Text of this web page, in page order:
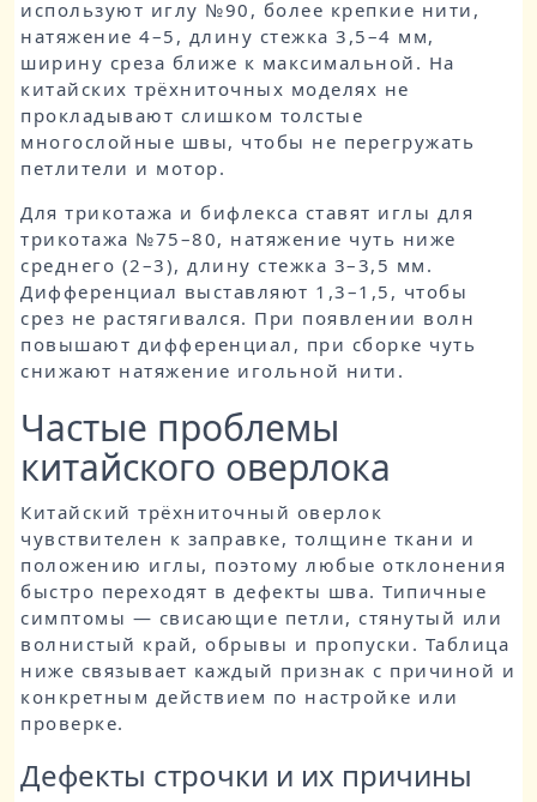
используют иглу №90, более крепкие нити,
натяжение 4–5, длину стежка 3,5–4 мм,
ширину среза ближе к максимальной. На
китайских трёхниточных моделях не
прокладывают слишком толстые
многослойные швы, чтобы не перегружать
петлители и мотор.
Для трикотажа и бифлекса ставят иглы для
трикотажа №75–80, натяжение чуть ниже
среднего (2–3), длину стежка 3–3,5 мм.
Дифференциал выставляют 1,3–1,5, чтобы
срез не растягивался. При появлении волн
повышают дифференциал, при сборке чуть
снижают натяжение игольной нити.
Частые проблемы
китайского оверлока
Китайский трёхниточный оверлок
чувствителен к заправке, толщине ткани и
положению иглы, поэтому любые отклонения
быстро переходят в дефекты шва. Типичные
симптомы — свисающие петли, стянутый или
волнистый край, обрывы и пропуски. Таблица
ниже связывает каждый признак с причиной и
конкретным действием по настройке или
проверке.
Дефекты строчки и их причины